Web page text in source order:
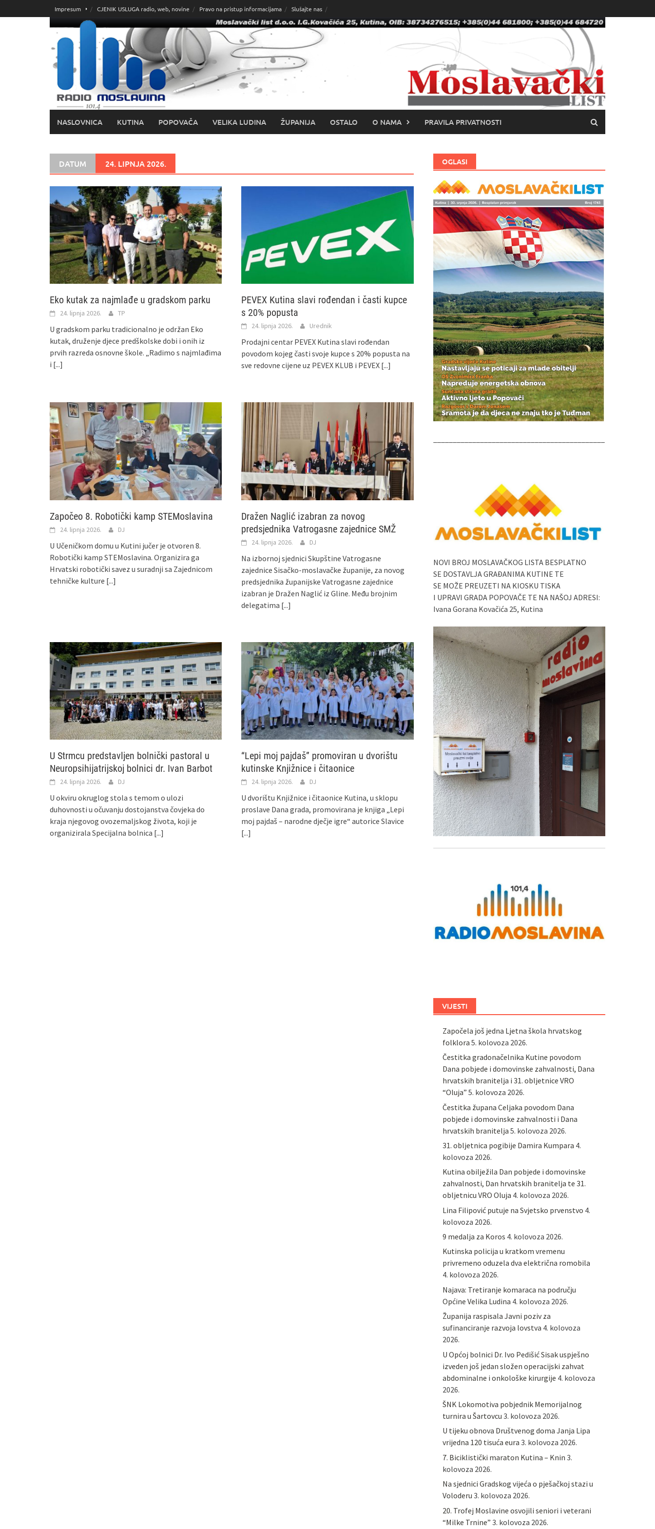
do
Impresum CJENIK USLUGA radio, web, novine Pravo na pristup informacijama Slušajte nas
NASLOVNICA KUTINA POPOVAČA VELIKA LUDINA ŽUPANIJA OSTALO O NAMA PRAVILA PRIVATNOSTI
DATUM 24. LIPNJA 2026.
Eko kutak za najmlađe u gradskom parku
24. lipnja 2026. TP
U gradskom parku tradicionalno je održan Eko
kutak, druženje djece predškolske dobi i onih iz
prvih razreda osnovne škole. „Radimo s najmlađima
i [...]
PEVEX Kutina slavi rođendan i časti kupce
s 20% popusta
24. lipnja 2026. Urednik
Prodajni centar PEVEX Kutina slavi rođendan
povodom kojeg časti svoje kupce s 20% popusta na
sve redovne cijene uz PEVEX KLUB i PEVEX [...]
Započeo 8. Robotički kamp STEMoslavina
24. lipnja 2026. DJ
U Učeničkom domu u Kutini jučer je otvoren 8.
Robotički kamp STEMoslavina. Organizira ga
Hrvatski robotički savez u suradnji sa Zajednicom
tehničke kulture [...]
Dražen Naglić izabran za novog
predsjednika Vatrogasne zajednice SMŽ
24. lipnja 2026. DJ
Na izbornoj sjednici Skupštine Vatrogasne
zajednice Sisačko-moslavačke županije, za novog
predsjednika županijske Vatrogasne zajednice
izabran je Dražen Naglić iz Gline. Među brojnim
delegatima [...]
U Strmcu predstavljen bolnički pastoral u
Neuropsihijatrijskoj bolnici dr. Ivan Barbot
24. lipnja 2026. DJ
U okviru okruglog stola s temom o ulozi
duhovnosti u očuvanju dostojanstva čovjeka do
kraja njegovog ovozemaljskog života, koji je
organizirala Specijalna bolnica [...]
“Lepi moj pajdaš” promoviran u dvorištu
kutinske Knjižnice i čitaonice
24. lipnja 2026. DJ
U dvorištu Knjižnice i čitaonice Kutina, u sklopu
proslave Dana grada, promovirana je knjiga „Lepi
moj pajdaš – narodne dječje igre“ autorice Slavice
[...]
OGLASI
NOVI BROJ MOSLAVAČKOG LISTA BESPLATNO
SE DOSTAVLJA GRAĐANIMA KUTINE TE
SE MOŽE PREUZETI NA KIOSKU TISKA
I UPRAVI GRADA POPOVAČE TE NA NAŠOJ ADRESI:
Ivana Gorana Kovačića 25, Kutina
VIJESTI
Započela još jedna Ljetna škola hrvatskog
folklora 5. kolovoza 2026.
Čestitka gradonačelnika Kutine povodom
Dana pobjede i domovinske zahvalnosti, Dana
hrvatskih branitelja i 31. obljetnice VRO
“Oluja” 5. kolovoza 2026.
Čestitka župana Celjaka povodom Dana
pobjede i domovinske zahvalnosti i Dana
hrvatskih branitelja 5. kolovoza 2026.
31. obljetnica pogibije Damira Kumpara 4.
kolovoza 2026.
Kutina obilježila Dan pobjede i domovinske
zahvalnosti, Dan hrvatskih branitelja te 31.
obljetnicu VRO Oluja 4. kolovoza 2026.
Lina Filipović putuje na Svjetsko prvenstvo 4.
kolovoza 2026.
9 medalja za Koros 4. kolovoza 2026.
Kutinska policija u kratkom vremenu
privremeno oduzela dva električna romobila
4. kolovoza 2026.
Najava: Tretiranje komaraca na području
Općine Velika Ludina 4. kolovoza 2026.
Županija raspisala Javni poziv za
sufinanciranje razvoja lovstva 4. kolovoza
2026.
U Općoj bolnici Dr. Ivo Pedišić Sisak uspješno
izveden još jedan složen operacijski zahvat
abdominalne i onkološke kirurgije 4. kolovoza
2026.
ŠNK Lokomotiva pobjednik Memorijalnog
turnira u Šartovcu 3. kolovoza 2026.
U tijeku obnova Društvenog doma Janja Lipa
vrijedna 120 tisuća eura 3. kolovoza 2026.
7. Biciklistički maraton Kutina – Knin 3.
kolovoza 2026.
Na sjednici Gradskog vijeća o pješačkoj stazi u
Voloderu 3. kolovoza 2026.
20. Trofej Moslavine osvojili seniori i veterani
“Milke Trnine” 3. kolovoza 2026.